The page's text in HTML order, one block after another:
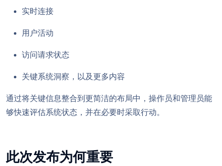
实时连接
用户活动
访问请求状态
关键系统洞察，以及更多内容
通过将关键信息整合到更简洁的布局中，操作员和管理员能
够快速评估系统状态，并在必要时采取行动。
此次发布为何重要